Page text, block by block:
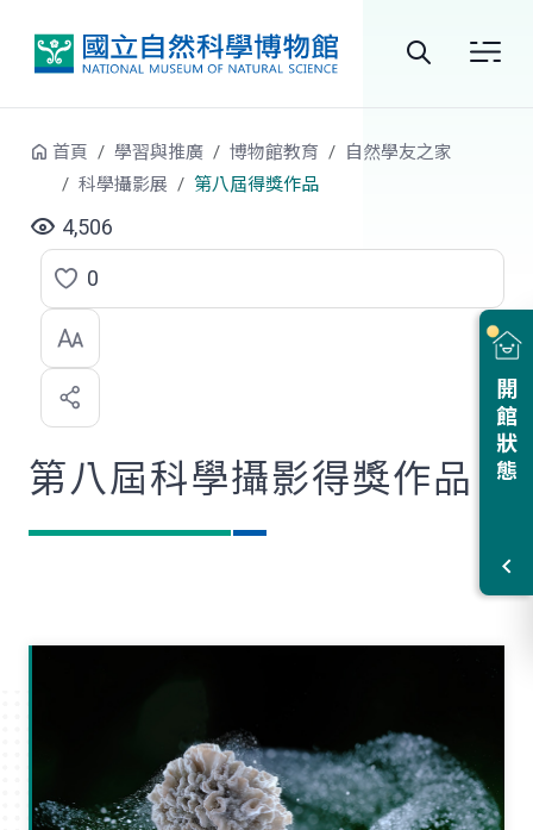
站
開館狀態
首頁 學習與推廣 博物館教育
自然學友之家
科學攝影展
第八屆得獎作品
4,506
點
選
喜
歡
0
第八屆科學攝影得獎作品